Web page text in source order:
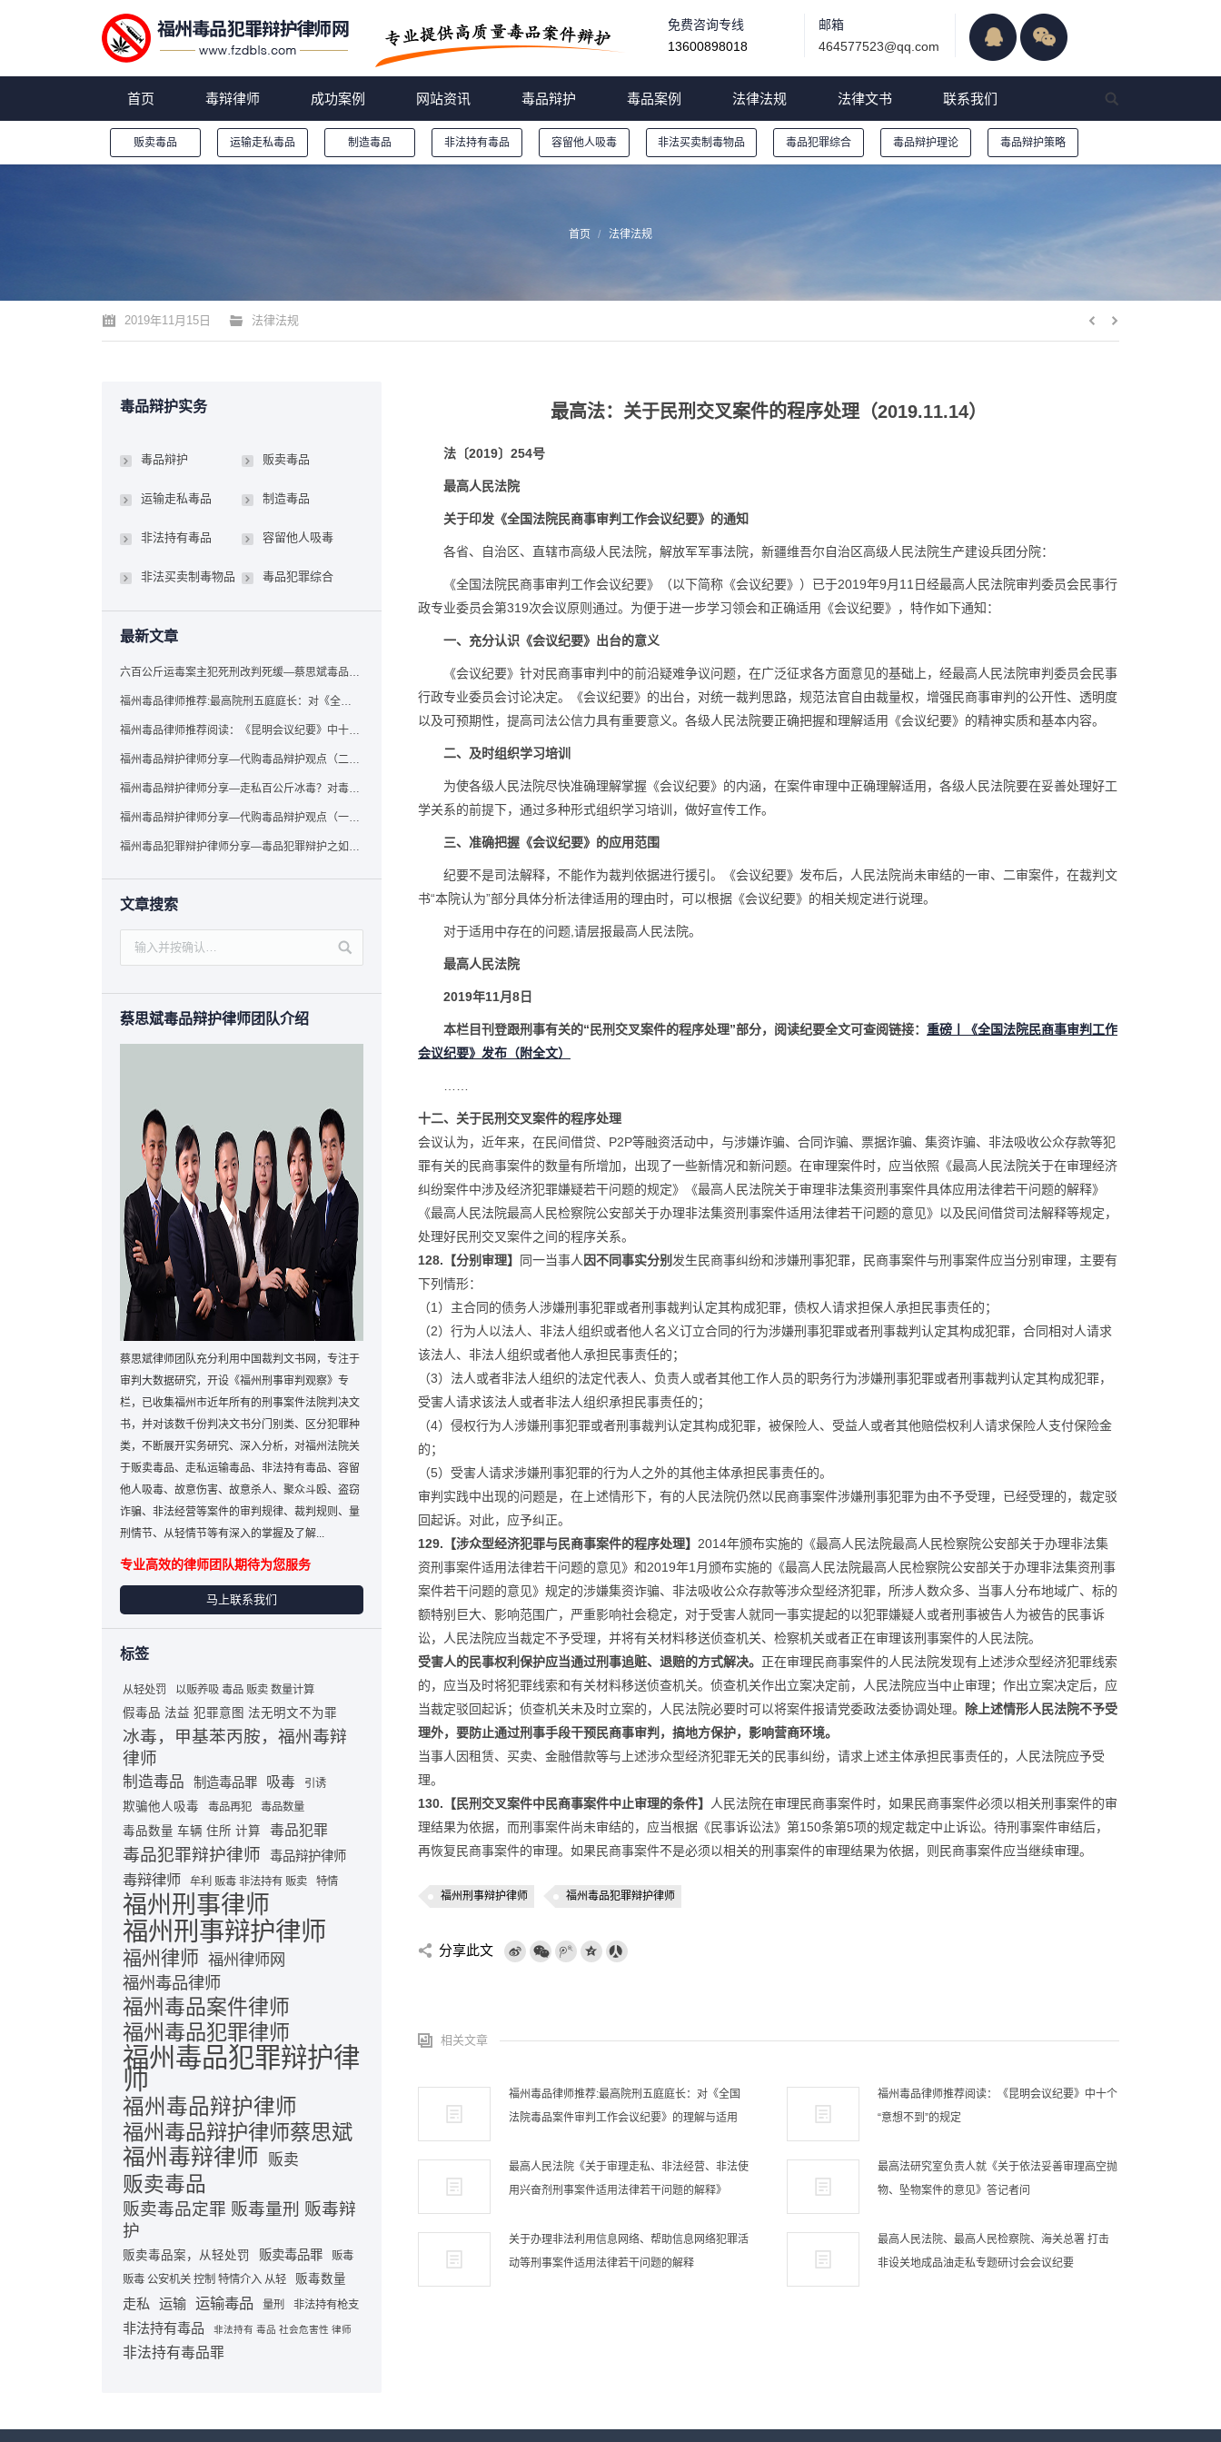
免费咨询专线
13600898018
邮箱
464577523@qq.com
首页 毒辩律师 成功案例 网站资讯 毒品辩护 毒品案例 法律法规 法律文书 联系我们
贩卖毒品 运输走私毒品 制造毒品 非法持有毒品 容留他人吸毒 非法买卖制毒物品 毒品犯罪综合 毒品辩护理论 毒品辩护策略
首页 法律法规
2019年11月15日 法律法规
最高法：关于民刑交叉案件的程序处理（2019.11.14）
法〔2019〕254号
最高人民法院
关于印发《全国法院民商事审判工作会议纪要》的通知
各省、自治区、直辖市高级人民法院，解放军军事法院，新疆维吾尔自治区高级人民法院生产建设兵团分院：
《全国法院民商事审判工作会议纪要》（以下简称《会议纪要》）已于2019年9月11日经最高人民法院审判委员会民事行
政专业委员会第319次会议原则通过。为便于进一步学习领会和正确适用《会议纪要》，特作如下通知：
一、充分认识《会议纪要》出台的意义
《会议纪要》针对民商事审判中的前沿疑难争议问题，在广泛征求各方面意见的基础上，经最高人民法院审判委员会民事
行政专业委员会讨论决定。《会议纪要》的出台，对统一裁判思路，规范法官自由裁量权，增强民商事审判的公开性、透明度
以及可预期性，提高司法公信力具有重要意义。各级人民法院要正确把握和理解适用《会议纪要》的精神实质和基本内容。
二、及时组织学习培训
为使各级人民法院尽快准确理解掌握《会议纪要》的内涵，在案件审理中正确理解适用，各级人民法院要在妥善处理好工
学关系的前提下，通过多种形式组织学习培训，做好宣传工作。
三、准确把握《会议纪要》的应用范围
纪要不是司法解释，不能作为裁判依据进行援引。《会议纪要》发布后，人民法院尚未审结的一审、二审案件，在裁判文
书“本院认为”部分具体分析法律适用的理由时，可以根据《会议纪要》的相关规定进行说理。
对于适用中存在的问题,请层报最高人民法院。
最高人民法院
2019年11月8日
本栏目刊登跟刑事有关的“民刑交叉案件的程序处理”部分，阅读纪要全文可查阅链接： 重磅丨《全国法院民商事审判工作
会议纪要》发布（附全文）
十二、关于民刑交叉案件的程序处理
会议认为，近年来，在民间借贷、P2P等融资活动中，与涉嫌诈骗、合同诈骗、票据诈骗、集资诈骗、非法吸收公众存款等犯
罪有关的民商事案件的数量有所增加，出现了一些新情况和新问题。在审理案件时，应当依照《最高人民法院关于在审理经济
纠纷案件中涉及经济犯罪嫌疑若干问题的规定》《最高人民法院关于审理非法集资刑事案件具体应用法律若干问题的解释》
《最高人民法院最高人民检察院公安部关于办理非法集资刑事案件适用法律若干问题的意见》以及民间借贷司法解释等规定，
处理好民刑交叉案件之间的程序关系。
128.【分别审理】
同一当事人 因不同事实分别 发生民商事纠纷和涉嫌刑事犯罪，民商事案件与刑事案件应当分别审理，主要有
下列情形：
（1）主合同的债务人涉嫌刑事犯罪或者刑事裁判认定其构成犯罪，债权人请求担保人承担民事责任的；
（2）行为人以法人、非法人组织或者他人名义订立合同的行为涉嫌刑事犯罪或者刑事裁判认定其构成犯罪，合同相对人请求
该法人、非法人组织或者他人承担民事责任的；
（3）法人或者非法人组织的法定代表人、负责人或者其他工作人员的职务行为涉嫌刑事犯罪或者刑事裁判认定其构成犯罪，
受害人请求该法人或者非法人组织承担民事责任的；
（4）侵权行为人涉嫌刑事犯罪或者刑事裁判认定其构成犯罪，被保险人、受益人或者其他赔偿权利人请求保险人支付保险金
的；
（5）受害人请求涉嫌刑事犯罪的行为人之外的其他主体承担民事责任的。
审判实践中出现的问题是，在上述情形下，有的人民法院仍然以民商事案件涉嫌刑事犯罪为由不予受理，已经受理的，裁定驳
回起诉。对此，应予纠正。
129.【涉众型经济犯罪与民商事案件的程序处理】 2014年颁布实施的《最高人民法院最高人民检察院公安部关于办理非法集
资刑事案件适用法律若干问题的意见》和2019年1月颁布实施的《最高人民法院最高人民检察院公安部关于办理非法集资刑事
案件若干问题的意见》规定的涉嫌集资诈骗、非法吸收公众存款等涉众型经济犯罪，所涉人数众多、当事人分布地域广、标的
额特别巨大、影响范围广，严重影响社会稳定，对于受害人就同一事实提起的以犯罪嫌疑人或者刑事被告人为被告的民事诉
讼，人民法院应当裁定不予受理，并将有关材料移送侦查机关、检察机关或者正在审理该刑事案件的人民法院。
受害人的民事权利保护应当通过刑事追赃、退赔的方式解决。 正在审理民商事案件的人民法院发现有上述涉众型经济犯罪线索
的，应当及时将犯罪线索和有关材料移送侦查机关。侦查机关作出立案决定前，人民法院应当中止审理；作出立案决定后，应
当裁定驳回起诉；侦查机关未及时立案的，人民法院必要时可以将案件报请党委政法委协调处理。
除上述情形人民法院不予受
理外，要防止通过刑事手段干预民商事审判，搞地方保护，影响营商环境。
当事人因租赁、买卖、金融借款等与上述涉众型经济犯罪无关的民事纠纷，请求上述主体承担民事责任的，人民法院应予受
理。
130.【民刑交叉案件中民商事案件中止审理的条件】
人民法院在审理民商事案件时，如果民商事案件必须以相关刑事案件的审
理结果为依据，而刑事案件尚未审结的，应当根据《民事诉讼法》第150条第5项的规定裁定中止诉讼。待刑事案件审结后，
再恢复民商事案件的审理。如果民商事案件不是必须以相关的刑事案件的审理结果为依据，则民商事案件应当继续审理。
福州刑事辩护律师 福州毒品犯罪辩护律师
分享此文
相关文章
福州毒品律师推荐:最高院刑五庭庭长：对《全国
法院毒品案件审判工作会议纪要》的理解与适用
福州毒品律师推荐阅读：《昆明会议纪要》中十个
“意想不到”的规定
最高人民法院《关于审理走私、非法经营、非法使
用兴奋剂刑事案件适用法律若干问题的解释》
最高法研究室负责人就《关于依法妥善审理高空抛
物、坠物案件的意见》答记者问
关于办理非法利用信息网络、帮助信息网络犯罪活
动等刑事案件适用法律若干问题的解释
最高人民法院、最高人民检察院、海关总署 打击
非设关地成品油走私专题研讨会会议纪要
毒品辩护实务
毒品辩护 贩卖毒品
运输走私毒品 制造毒品
非法持有毒品 容留他人吸毒
非法买卖制毒物品 毒品犯罪综合
最新文章
六百公斤运毒案主犯死刑改判死缓—蔡思斌毒品犯罪辩护成功案例
福州毒品律师推荐:最高院刑五庭庭长：对《全国法院毒品案件审判工作会议纪要》的理解与适用
福州毒品律师推荐阅读：《昆明会议纪要》中十个“意想不到”的规定
福州毒品辩护律师分享—代购毒品辩护观点（二）——“牟利”之辩
福州毒品辩护律师分享—走私百公斤冰毒？对毒品缺失型走私毒品罪案件，该如何有效辩护
福州毒品辩护律师分享—代购毒品辩护观点（一）——“真假”之辩
福州毒品犯罪辩护律师分享—毒品犯罪辩护之如何提炼言辞证据
文章搜索
蔡思斌毒品辩护律师团队介绍
蔡思斌律师团队充分利用中国裁判文书网，专注于
审判大数据研究，开设《福州刑事审判观察》专
栏，已收集福州市近年所有的刑事案件法院判决文
书，并对该数千份判决文书分门别类、区分犯罪种
类，不断展开实务研究、深入分析，对福州法院关
于贩卖毒品、走私运输毒品、非法持有毒品、容留
他人吸毒、故意伤害、故意杀人、聚众斗殴、盗窃
诈骗、非法经营等案件的审判规律、裁判规则、量
刑情节、从轻情节等有深入的掌握及了解...
专业高效的律师团队期待为您服务
马上联系我们
标签
从轻处罚 以贩养吸 毒品 贩卖 数量计算
假毒品 法益 犯罪意图 法无明文不为罪
冰毒，甲基苯丙胺，福州毒辩
律师
制造毒品 制造毒品罪 吸毒 引诱
欺骗他人吸毒 毒品再犯 毒品数量
毒品数量 车辆 住所 计算 毒品犯罪
毒品犯罪辩护律师 毒品辩护律师
毒辩律师 牟利 贩毒 非法持有 贩卖 特情
福州刑事律师
福州刑事辩护律师
福州律师 福州律师网
福州毒品律师
福州毒品案件律师
福州毒品犯罪律师
福州毒品犯罪辩护律
师
福州毒品辩护律师
福州毒品辩护律师蔡思斌
福州毒辩律师 贩卖
贩卖毒品
贩卖毒品定罪 贩毒量刑 贩毒辩
护
贩卖毒品案，从轻处罚 贩卖毒品罪
贩毒
贩毒 公安机关 控制 特情介入 从轻
贩毒数量
走私 运输 运输毒品 量刑 非法持有枪支
非法持有毒品 非法持有 毒品 社会危害性 律师
非法持有毒品罪